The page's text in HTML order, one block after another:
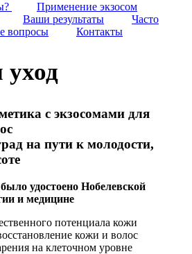
Применение экзосом
Ваши результаты
Часто
вопросы
Контакты
с экзосомами для
на пути к молодости,
удостоено Нобелевской
и медицине
потенциала кожи
кожи и волос
на клеточном уровне